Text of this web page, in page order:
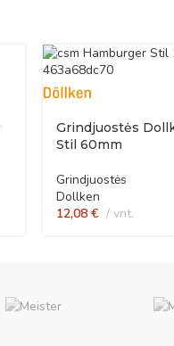
Grindjuostės
Stil 60mm
Grindjuostės
Dollken
12,08 € vnt.